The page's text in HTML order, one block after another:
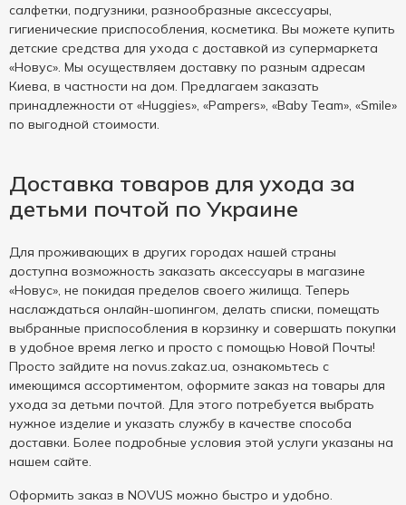
салфетки, подгузники, разнообразные аксессуары,
гигиенические приспособления, косметика. Вы можете купить
детские средства для ухода с доставкой из супермаркета
«Новус». Мы осуществляем доставку по разным адресам
Киева, в частности на дом. Предлагаем заказать
принадлежности от «Huggies», «Pampers», «Baby Team», «Smile»
по выгодной стоимости.
Доставка товаров для ухода за
детьми почтой по Украине
Для проживающих в других городах нашей страны
доступна возможность заказать аксессуары в магазине
«Новус», не покидая пределов своего жилища. Теперь
наслаждаться онлайн-шопингом, делать списки, помещать
выбранные приспособления в корзинку и совершать покупки
в удобное время легко и просто с помощью Новой Почты!
Просто зайдите на novus.zakaz.ua, ознакомьтесь с
имеющимся ассортиментом, оформите заказ на товары для
ухода за детьми почтой. Для этого потребуется выбрать
нужное изделие и указать службу в качестве способа
доставки. Более подробные условия этой услуги указаны на
нашем сайте.
Оформить заказ в NOVUS можно быстро и удобно.